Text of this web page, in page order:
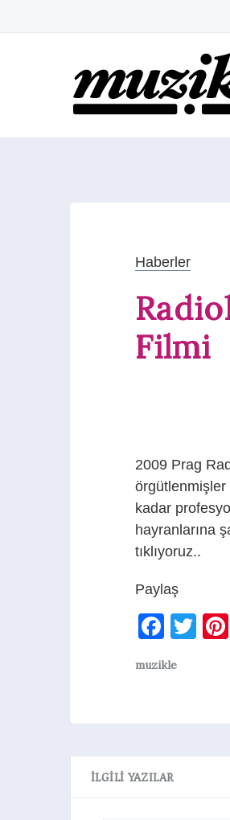
Haberler
Filmi
2009 Prag
örgütlenmişler
kadar
hayranlarına
tıklıyoruz..
Paylaş
muzikle
İLGILI YAZILAR